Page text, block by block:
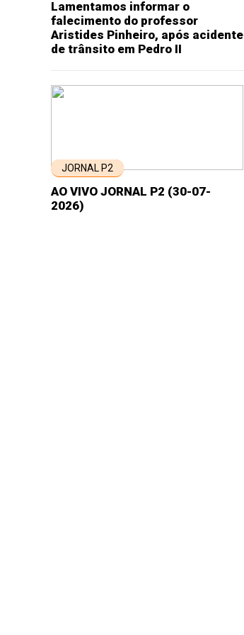
Lamentamos informar o
falecimento do professor
Aristides Pinheiro, após acidente
de trânsito em Pedro II
JORNAL P2
AO VIVO JORNAL P2 (30-07-
2026)